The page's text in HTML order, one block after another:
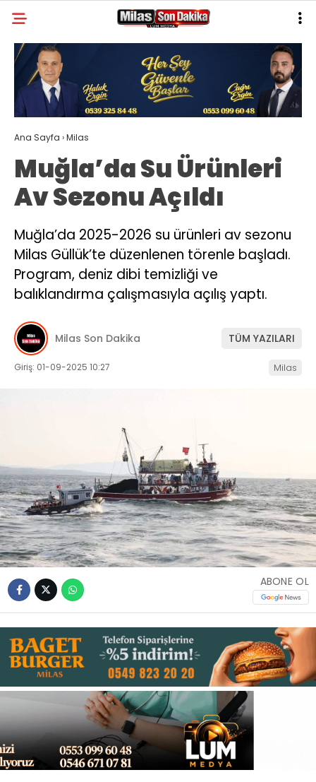
İhbar Hattı
Facebook
Instagram
22
GALERİ YAZARLAR
MILAS
MUĞLA’DAN
ASAYIŞ
GÜNDEM
EKONOMI
SPOR
VEFAT
İLETIŞIM
KÜNYE
Ana Sayfa ›Milas
Muğla’da Su Ürünleri
Av Sezonu Açıldı
Muğla’da 2025-2026 su ürünleri av sezonu
Milas Güllük’te düzenlenen törenle başladı.
Program, deniz dibi temizliği ve
balıklandırma çalışmasıyla açılış yaptı.
Milas Son Dakika TÜM YAZILARI
Giriş: 01-09-2025 10:27 Milas
ABONE OL